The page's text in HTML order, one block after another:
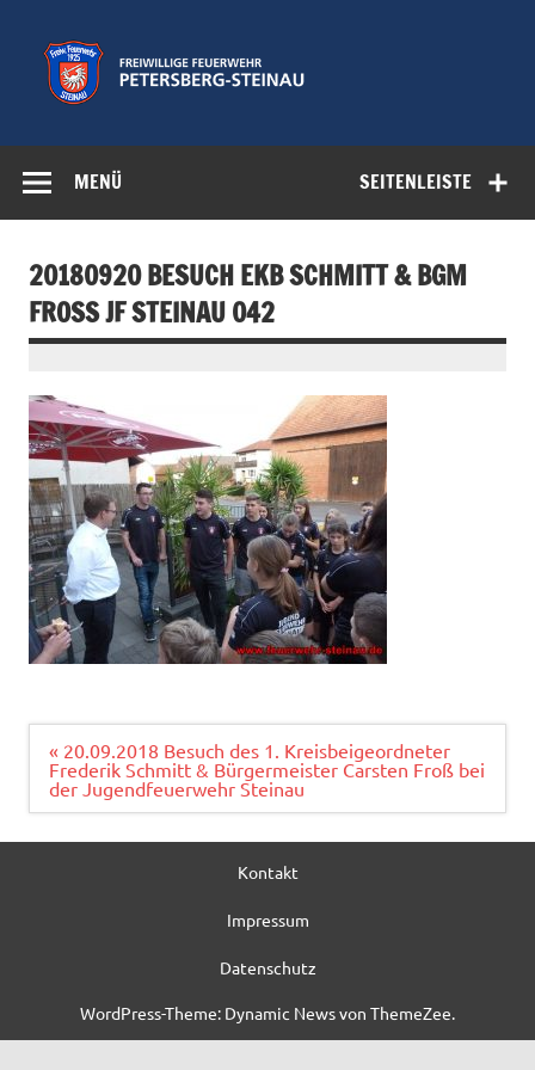
springen
Feuerwehr
Petersberg-
SEITENLEISTE
MENÜ
20180920 BESUCH EKB SCHMITT & BGM
FROSS JF STEINAU 042
Beitragsnavigation
« 20.09.2018 Besuch des 1. Kreisbeigeordneter
Frederik Schmitt & Bürgermeister Carsten Froß bei
der Jugendfeuerwehr Steinau
Kontakt
Impressum
Datenschutz
WordPress-Theme: Dynamic News von ThemeZee.